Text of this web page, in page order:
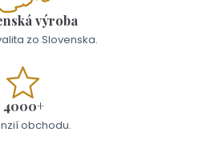
výroba
zo Slovenska.
4000+
obchodu.